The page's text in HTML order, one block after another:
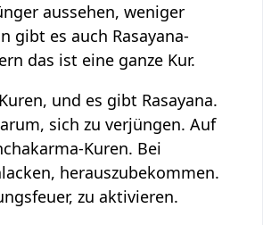
aussehen, weniger
gibt es auch Rasayana-
das ist eine ganze Kur.
und es gibt Rasayana.
sich zu verjüngen. Auf
Kuren. Bei
herauszubekommen.
zu aktivieren.